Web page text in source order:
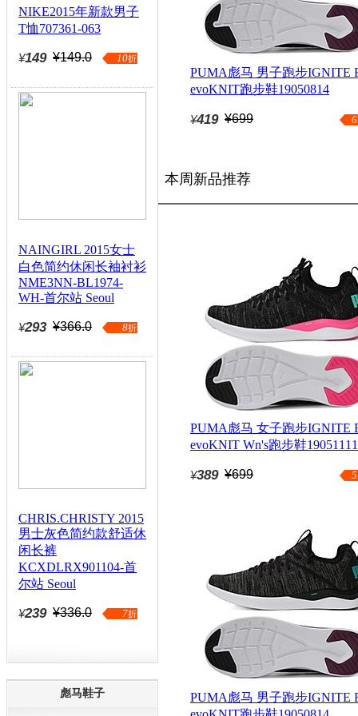
NIKE2015年新款男子
T恤707361-063
¥149 ¥149.0 10折
NAINGIRL 2015女士
白色简约休闲长袖衬衫
NME3NN-BL1974-
WH-首尔站 Seoul
¥293 ¥366.0 8折
CHRIS.CHRISTY 2015
男士灰色简约款舒适休
闲长裤
KCXDLRX901104-首
尔站 Seoul
¥239 ¥336.0 7折
彪马鞋子
PUMA彪马 男子跑步IGNITE
evoKNIT跑步鞋19050814
¥419 ¥699
本周新品推荐
PUMA彪马 女子跑步IGNITE
evoKNIT Wn's跑步鞋19051111
¥389 ¥699
PUMA彪马 男子跑步IGNITE